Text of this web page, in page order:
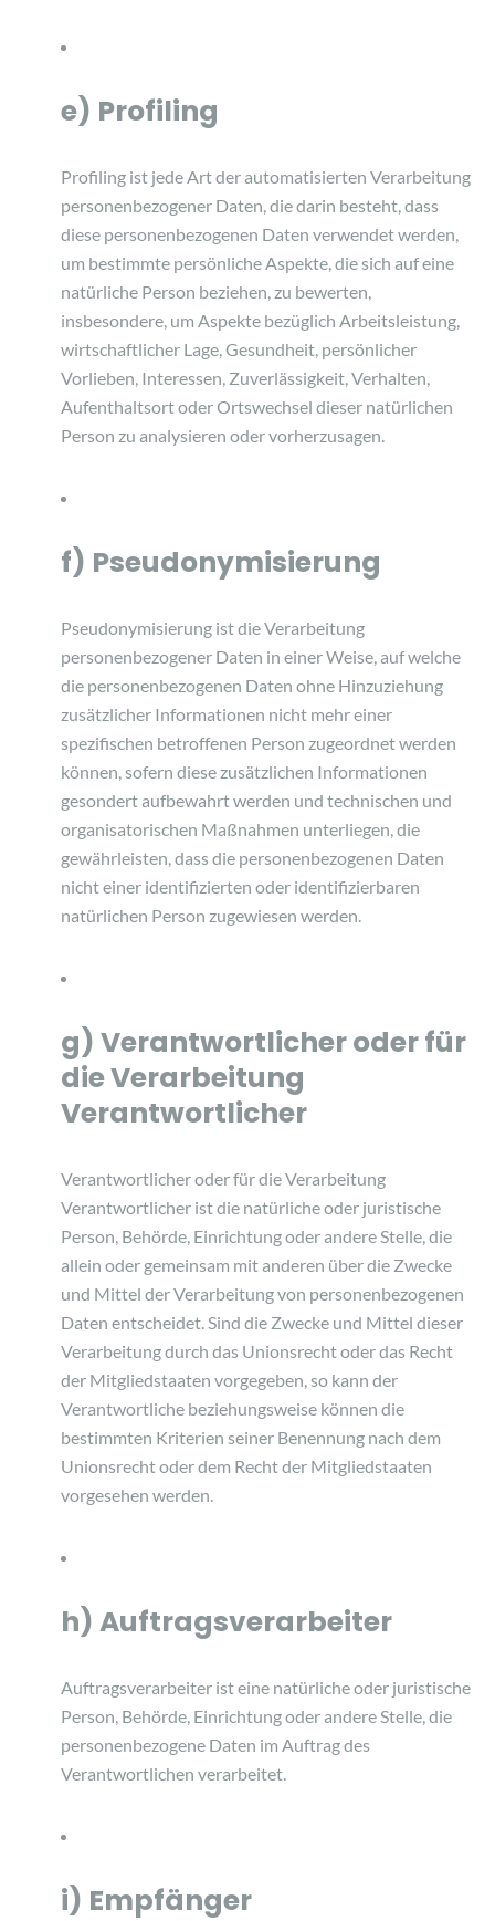
e) Profiling
Profiling ist jede Art der automatisierten Verarbeitung
personenbezogener Daten, die darin besteht, dass
diese personenbezogenen Daten verwendet werden,
um bestimmte persönliche Aspekte, die sich auf eine
natürliche Person beziehen, zu bewerten,
insbesondere, um Aspekte bezüglich Arbeitsleistung,
wirtschaftlicher Lage, Gesundheit, persönlicher
Vorlieben, Interessen, Zuverlässigkeit, Verhalten,
Aufenthaltsort oder Ortswechsel dieser natürlichen
Person zu analysieren oder vorherzusagen.
f) Pseudonymisierung
Pseudonymisierung ist die Verarbeitung
personenbezogener Daten in einer Weise, auf welche
die personenbezogenen Daten ohne Hinzuziehung
zusätzlicher Informationen nicht mehr einer
spezifischen betroffenen Person zugeordnet werden
können, sofern diese zusätzlichen Informationen
gesondert aufbewahrt werden und technischen und
organisatorischen Maßnahmen unterliegen, die
gewährleisten, dass die personenbezogenen Daten
nicht einer identifizierten oder identifizierbaren
natürlichen Person zugewiesen werden.
g) Verantwortlicher oder für
die Verarbeitung
Verantwortlicher
Verantwortlicher oder für die Verarbeitung
Verantwortlicher ist die natürliche oder juristische
Person, Behörde, Einrichtung oder andere Stelle, die
allein oder gemeinsam mit anderen über die Zwecke
und Mittel der Verarbeitung von personenbezogenen
Daten entscheidet. Sind die Zwecke und Mittel dieser
Verarbeitung durch das Unionsrecht oder das Recht
der Mitgliedstaaten vorgegeben, so kann der
Verantwortliche beziehungsweise können die
bestimmten Kriterien seiner Benennung nach dem
Unionsrecht oder dem Recht der Mitgliedstaaten
vorgesehen werden.
h) Auftragsverarbeiter
Auftragsverarbeiter ist eine natürliche oder juristische
Person, Behörde, Einrichtung oder andere Stelle, die
personenbezogene Daten im Auftrag des
Verantwortlichen verarbeitet.
i) Empfänger